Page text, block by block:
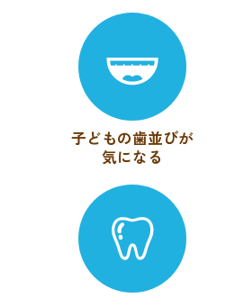
子どもの歯並びが
気になる